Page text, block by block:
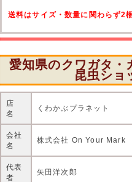
送料はサイズ・数量に関わらず2
愛知県のクワガタ・
昆虫ショップ『
店
名
くわかぶプラネット
会社
名
株式会社 On Your Mark
代表
者
矢田洋次郎